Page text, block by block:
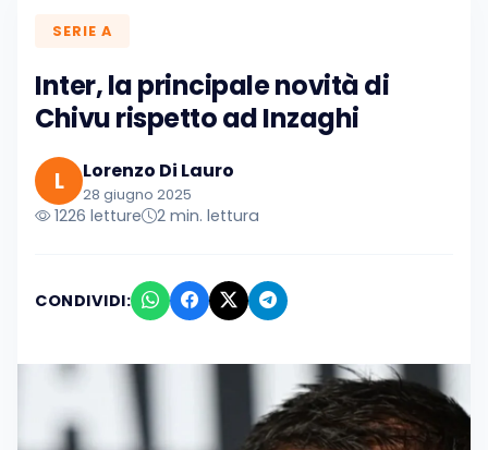
SERIE A
Inter, la principale novità di
Chivu rispetto ad Inzaghi
L Lorenzo Di Lauro
28 giugno 2025
1226 letture 2 min. lettura
CONDIVIDI: